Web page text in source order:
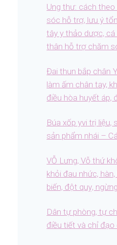
Ung thư: cách
sóc hỗ trợ, lưu ý
tây y thảo dược,
thân hỗ trợ chăm
Đai thun bắp chân
làm ấm chân tay,
điều hòa huyết áp,
Búa xốp yvi trị liệu,
sản phẩm nhái –
VỖ Lưng, Vỗ thứ
khỏi đau nhức,
biến, đột quỵ,
Dân tự phòng, tự
điều tiết và chỉ đạo